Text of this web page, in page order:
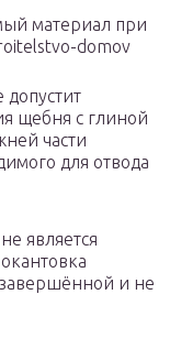
материал при
domov
щебня с глиной
части
для отвода
является
и не